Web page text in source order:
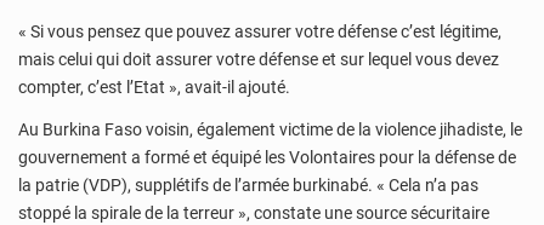
« Si vous pensez que pouvez assurer votre défense c’est légitime,
mais celui qui doit assurer votre défense et sur lequel vous devez
compter, c’est l’Etat », avait-il ajouté.
Au Burkina Faso voisin, également victime de la violence jihadiste, le
gouvernement a formé et équipé les Volontaires pour la défense de
la patrie (VDP), supplétifs de l’armée burkinabé. « Cela n’a pas
stoppé la spirale de la terreur », constate une source sécuritaire